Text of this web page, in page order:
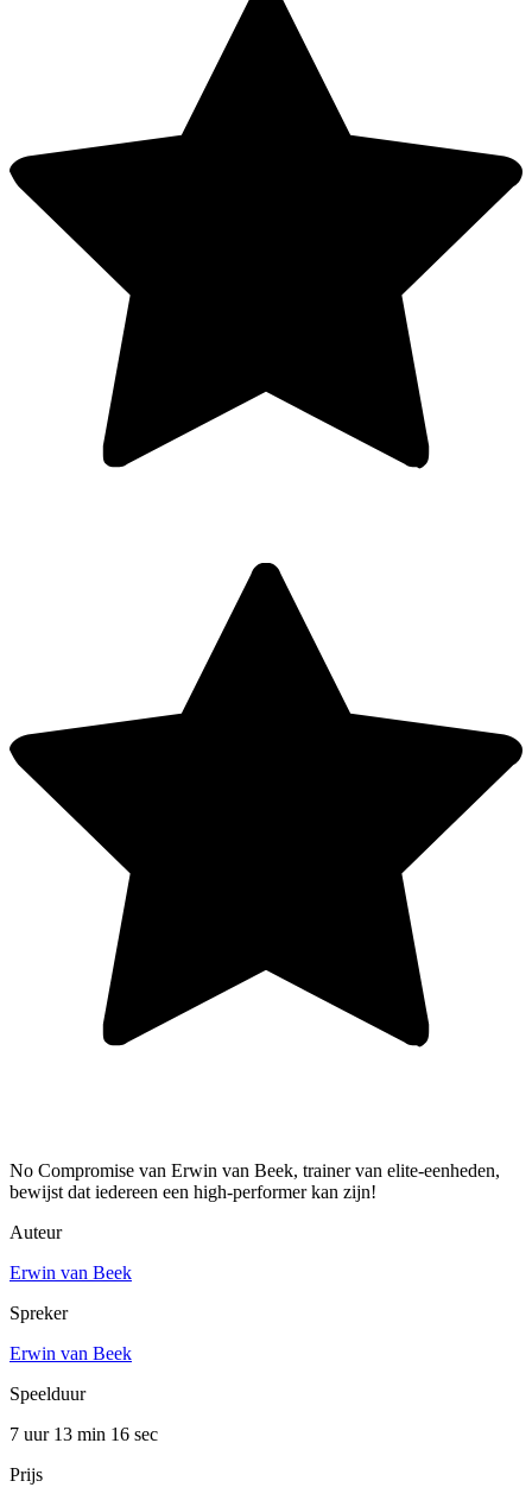
No Compromise van Erwin van Beek, trainer van elite-eenheden,
bewijst dat iedereen een high-performer kan zijn!
Auteur
Erwin van Beek
Spreker
Erwin van Beek
Speelduur
7 uur 13 min 16 sec
Prijs